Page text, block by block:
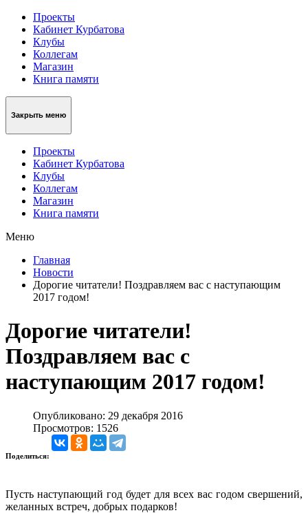
Проекты
Кабинет Курбатова
Клубы
Коллегам
Магазин
Книга памяти
Закрыть меню
Проекты
Кабинет Курбатова
Клубы
Коллегам
Магазин
Книга памяти
Меню
Главная
Новости
Дорогие читатели! Поздравляем вас с наступающим
2017 годом!
Дорогие читатели!
Поздравляем вас с
наступающим 2017 годом!
Опубликовано: 29 декабря 2016
Просмотров: 1526
Поделиться:
Пусть наступающий год будет для всех вас годом свершений,
желанных встреч, добрых подарков!